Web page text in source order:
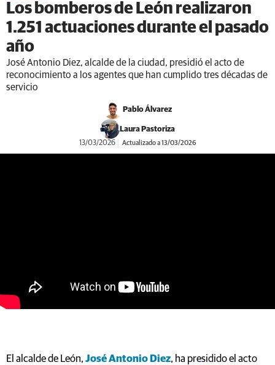
Los bomberos de León realizaron
1.251 actuaciones durante el pasado
año
José Antonio Diez, alcalde de la ciudad, presidió el acto de
reconocimiento a los agentes que han cumplido tres décadas de
servicio
Pablo Álvarez
Laura Pastoriza
13/03/2026 Actualizado a 13/03/2026
El alcalde de León, José Antonio Diez, ha presidido el acto